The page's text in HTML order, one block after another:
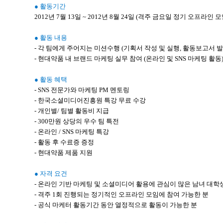
● 활동기간
2012년 7월 13일 ~ 2012년 8월 24일 (격주 금요일 정기 오프라인 모
● 활동 내용
- 각 팀에게 주어지는 미션수행 (기획서 작성 및 실행, 활동보고서
- 현대약품 내 브랜드 마케팅 실무 참여 (온라인 및 SNS 마케팅 활동)
● 활동 혜택
- SNS 전문가와 마케팅 PM 멘토링
- 한국소셜미디어진흥원 특강 무료 수강
- 개인별/ 팀별 활동비 지급
- 300만원 상당의 우수 팀 특전
- 온라인 / SNS 마케팅 특강
- 활동 후 수료증 증정
- 현대약품 제품 지원
● 자격 요건
- 온라인 기반 마케팅 및 소셜미디어 활용에 관심이 많은 남녀 대학
- 격주 1회 진행되는 정기적인 오프라인 모임에 참여 가능한 분
- 공식 마케터 활동기간 동안 열정적으로 활동이 가능한 분